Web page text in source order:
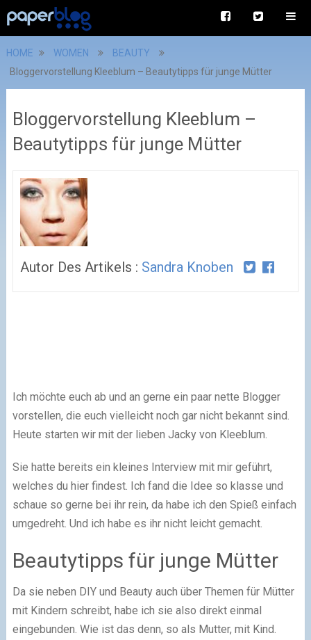
HOME WOMEN
BEAUTY
Bloggervorstellung Kleeblum – Beautytipps für junge Mütter
Bloggervorstellung Kleeblum –
Beautytipps für junge Mütter
Autor Des Artikels : Sandra Knoben
Ich möchte euch ab und an gerne ein paar nette Blogger
vorstellen, die euch vielleicht noch gar nicht bekannt sind.
Heute starten wir mit der lieben Jacky von Kleeblum.
Sie hatte bereits ein kleines Interview mit mir geführt,
welches du hier findest. Ich fand die Idee so klasse und
schaue so gerne bei ihr rein, da habe ich den Spieß einfach
umgedreht. Und ich habe es ihr nicht leicht gemacht.
Beautytipps für junge Mütter
Da sie neben DIY und Beauty auch über Themen für Mütter
mit Kindern schreibt, habe ich sie also direkt einmal
eingebunden. Wie ist das denn, so als Mutter, mit Kind.